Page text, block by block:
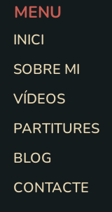
MENU
INICI
SOBRE MI
VÍDEOS
PARTITURES
BLOG
CONTACTE